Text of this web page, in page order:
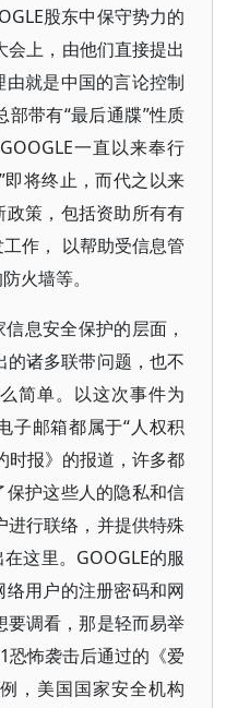
股东中保守势力的
上，由他们直接提出
就是中国的言论控制
部带有“最后通牒”性质
一直以来奉行
即将终止，而代之以来
策，包括资助所有有
作， 以帮助受信息管
火墙等。
息安全保护的层面，
的诸多联带问题，也不
简单。以这次事件为
子邮箱都属于“人权积
时报》的报道，许多都
护这些人的隐私和信
进行联络，并提供特殊
这里。GOOGLE的服
用户的注册密码和网
要调看，那是轻而易举
恐怖袭击后通过的《爱
，美国国家安全机构